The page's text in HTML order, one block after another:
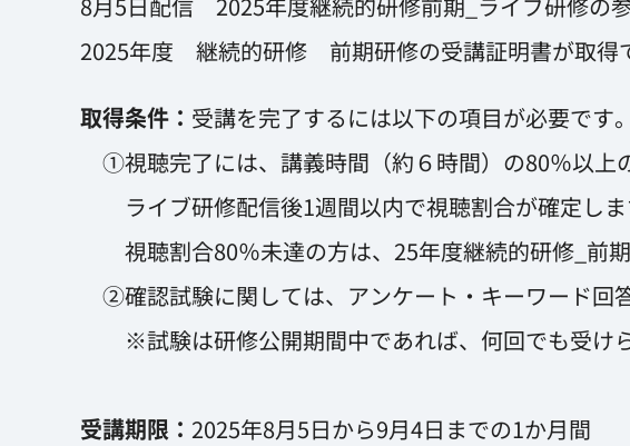
2025年度 継続的研修 前期研修の受講証明書が取得
取得条件： 受講を完了するには以下の項目が必要です。
①視聴完了には、講義時間（約６時間）の80％以上
ライブ研修配信後1週間以内で視聴割合が確定しま
視聴割合80％未達の方は、25年度継続的研修_前期
②確認試験に関しては、アンケート・キーワード回
※試験は研修公開期間中であれば、何回でも受けら
受講期限： 2025年8月5日から9月4日までの1か月間